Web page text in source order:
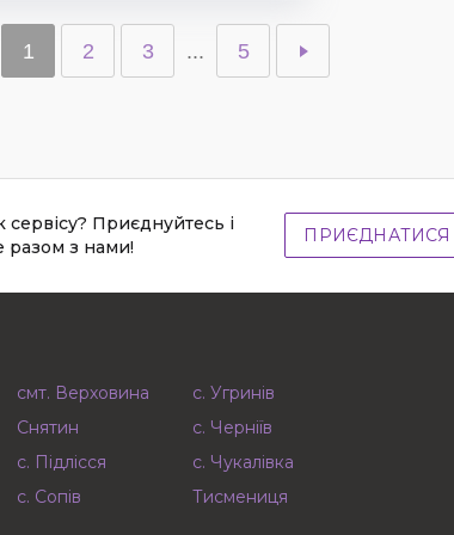
1 2 3 ... 5
сервісу? Приєднуйтесь і
разом з нами!
ПРИЄДНАТИСЯ
смт. Верховина
Снятин
с. Підлісся
с. Сопів
с. Угринів
с. Черніїв
с. Чукалівка
Тисмениця